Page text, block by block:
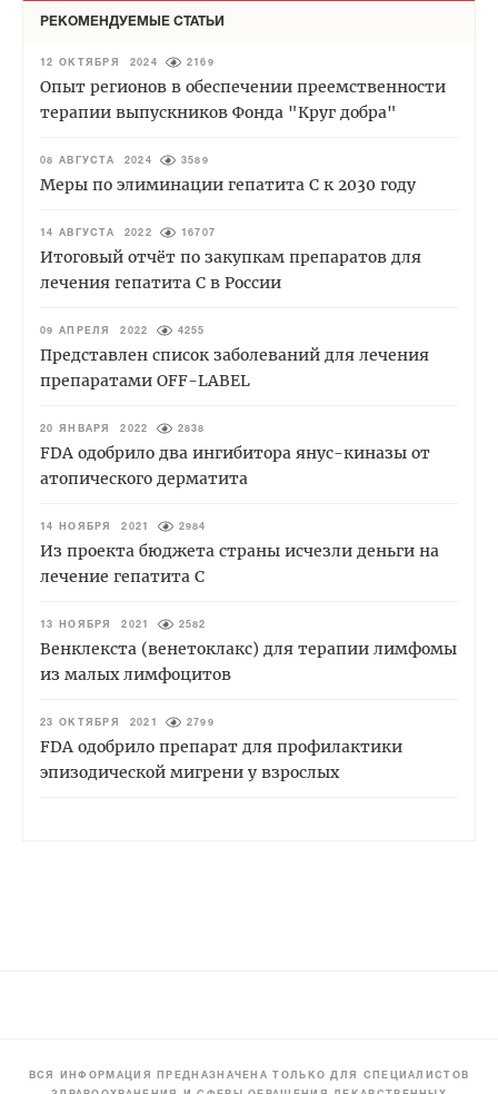
РЕКОМЕНДУЕМЫЕ СТАТЬИ
12 ОКТЯБРЯ 2024 2169
Опыт регионов в обеспечении преемственности
терапии выпускников Фонда "Круг добра"
08 АВГУСТА 2024 3589
Меры по элиминации гепатита С к 2030 году
14 АВГУСТА 2022 16707
Итоговый отчёт по закупкам препаратов для
лечения гепатита С в России
09 АПРЕЛЯ 2022 4255
Представлен список заболеваний для лечения
препаратами OFF-LABEL
20 ЯНВАРЯ 2022 2838
FDA одобрило два ингибитора янус-киназы от
атопического дерматита
14 НОЯБРЯ 2021 2984
Из проекта бюджета страны исчезли деньги на
лечение гепатита С
13 НОЯБРЯ 2021 2582
Венклекста (венетоклакс) для терапии лимфомы
из малых лимфоцитов
23 ОКТЯБРЯ 2021 2799
FDA одобрило препарат для профилактики
эпизодической мигрени у взрослых
ВСЯ ИНФОРМАЦИЯ ПРЕДНАЗНАЧЕНА ТОЛЬКО ДЛЯ СПЕЦИАЛИСТОВ